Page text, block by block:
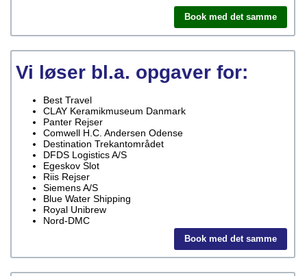
Book med det samme
Vi løser bl.a. opgaver for:
Best Travel
CLAY Keramikmuseum Danmark
Panter Rejser
Comwell H.C. Andersen Odense
Destination Trekantområdet
DFDS Logistics A/S
Egeskov Slot
Riis Rejser
Siemens A/S
Blue Water Shipping
Royal Unibrew
Nord-DMC
Book med det samme